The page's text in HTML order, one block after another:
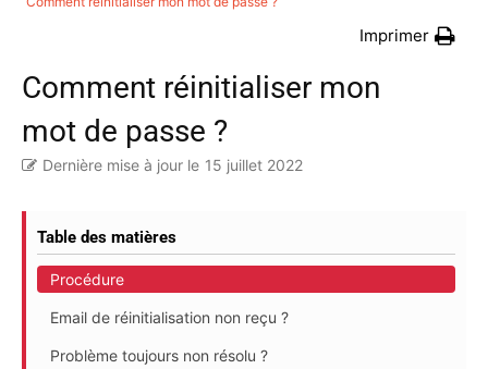
Imprimer
Comment réinitialiser mon
mot de passe ?
Dernière mise à jour le 15 juillet 2022
Table des matières
Procédure
Email de réinitialisation non reçu ?
Problème toujours non résolu ?